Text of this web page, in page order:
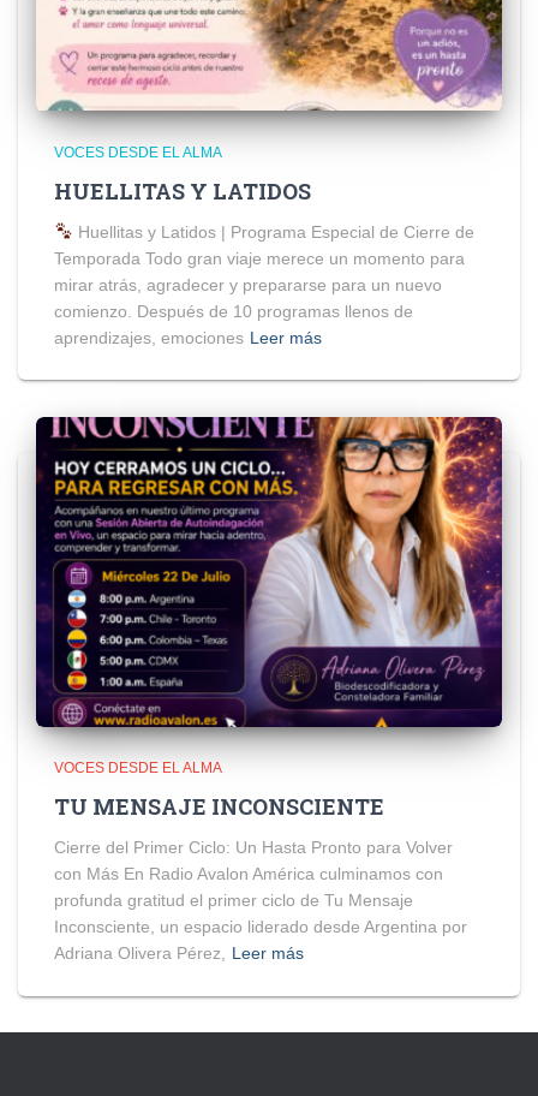
VOCES DESDE EL ALMA
HUELLITAS Y LATIDOS
Huellitas y Latidos | Programa Especial de Cierre de
Temporada Todo gran viaje merece un momento para
mirar atrás, agradecer y prepararse para un nuevo
comienzo. Después de 10 programas llenos de
aprendizajes, emociones Leer más
VOCES DESDE EL ALMA
TU MENSAJE INCONSCIENTE
Cierre del Primer Ciclo: Un Hasta Pronto para Volver
con Más En Radio Avalon América culminamos con
profunda gratitud el primer ciclo de Tu Mensaje
Inconsciente, un espacio liderado desde Argentina por
Adriana Olivera Pérez, Leer más